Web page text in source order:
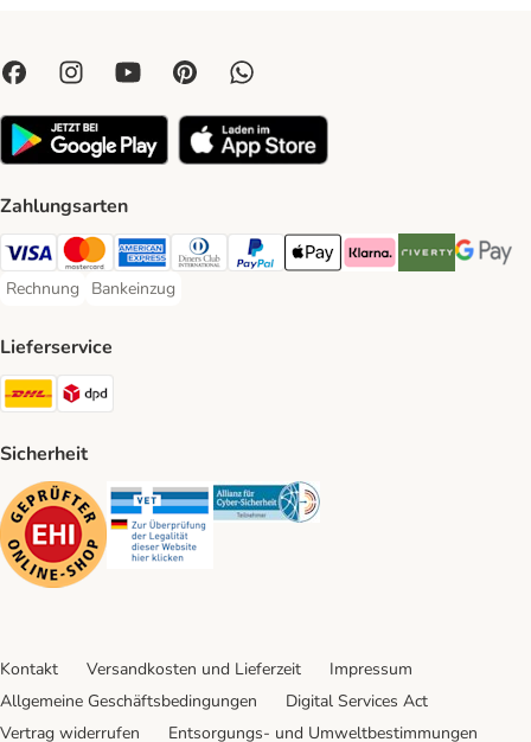
Zahlungsarten
Visa Payment Method
Mastercard Payment Method
American Express Payment Method
Diners Club Payment Method
PayPal Payment Method
Apple Pay Payment Method
Klarna Payment Method
Riverty Payment
Google
Rechnung
Rechnung Payment Method
Bankeinzug
Bankeinzug Payment Method
Lieferservice
DHL Shipping Method
Sicherheit
Security Security Security
Kontakt Versandkosten und Lieferzeit
Impressum
Allgemeine Geschäftsbedingungen
Digital Services Act
Vertrag widerrufen
Entsorgungs- und Umweltbestimmungen